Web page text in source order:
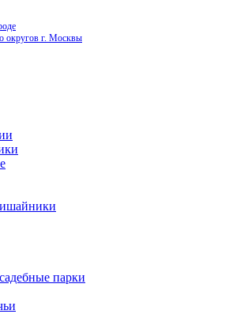
округов г. Москвы
парки